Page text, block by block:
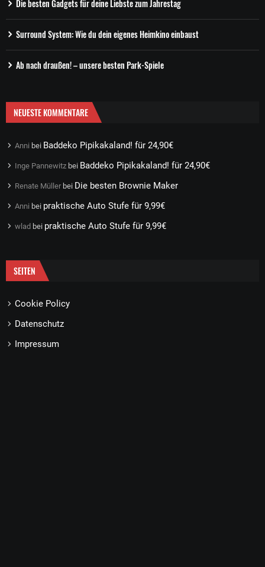
Die besten Gadgets für deine Liebste zum Jahrestag
Surround System: Wie du dein eigenes Heimkino einbaust
Ab nach draußen! – unsere besten Park-Spiele
NEUESTE KOMMENTARE
Anni bei Baddeko Pipikakaland! für 24,90€
Inge Pannewitz bei Baddeko Pipikakaland! für 24,90€
Renate Müller bei Die besten Brownie Maker
Anni bei praktische Auto Stufe für 9,99€
wlad bei praktische Auto Stufe für 9,99€
SEITEN
Cookie Policy
Datenschutz
Impressum